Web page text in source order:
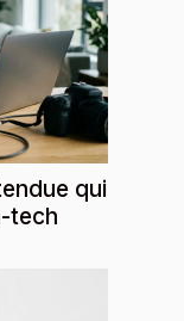
qui
tech